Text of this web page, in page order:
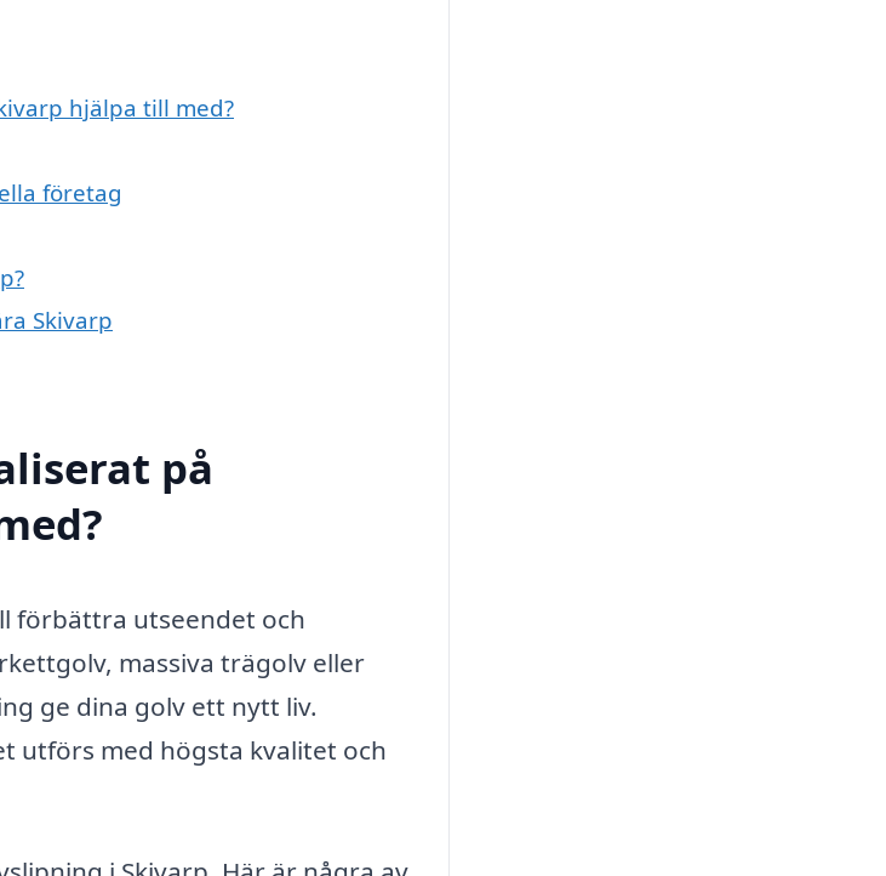
hjälpa till med?
företag
Skivarp
på
förbättra utseendet och
massiva trägolv eller
ge dina golv ett nytt liv.
utförs med högsta kvalitet och